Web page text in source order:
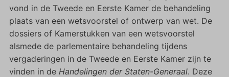
vond in de Tweede en Eerste Kamer de behandeling
plaats van een wetsvoorstel of ontwerp van wet. De
dossiers of Kamerstukken van een wetsvoorstel
alsmede de parlementaire behandeling tijdens
vergaderingen in de Tweede en Eerste Kamer zijn te
vinden in de Handelingen der Staten-Generaal. Deze